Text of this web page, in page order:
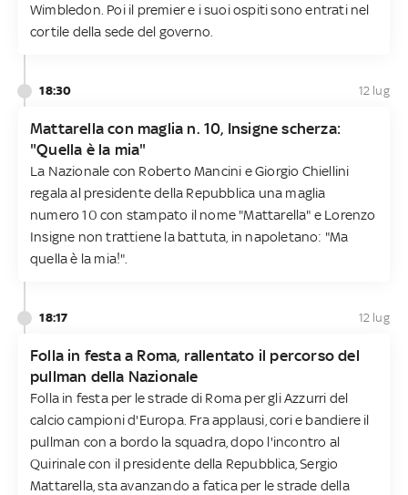
Wimbledon. Poi il premier e i suoi ospiti sono entrati nel
cortile della sede del governo.
18:30 12 lug
Mattarella con maglia n. 10, Insigne scherza:
"Quella è la mia"
La Nazionale con Roberto Mancini e Giorgio Chiellini
regala al presidente della Repubblica una maglia
numero 10 con stampato il nome "Mattarella" e Lorenzo
Insigne non trattiene la battuta, in napoletano: "Ma
quella è la mia!".
18:17 12 lug
Folla in festa a Roma, rallentato il percorso del
pullman della Nazionale
Folla in festa per le strade di Roma per gli Azzurri del
calcio campioni d'Europa. Fra applausi, cori e bandiere il
pullman con a bordo la squadra, dopo l'incontro al
Quirinale con il presidente della Repubblica, Sergio
Mattarella, sta avanzando a fatica per le strade della